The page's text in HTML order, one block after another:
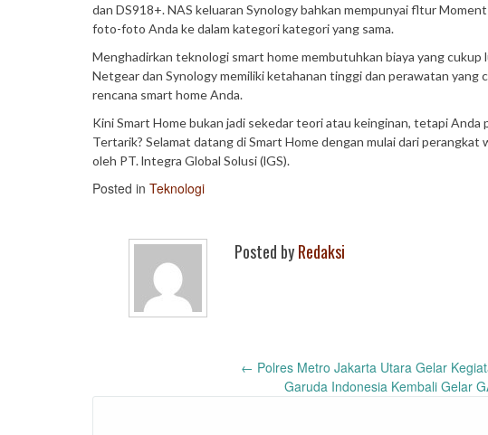
dan DS918+. NAS keluaran Synology bahkan mempunyai fltur
foto-foto Anda ke dalam kategori kategori yang sama.
Menghadirkan teknologi smart home membutuhkan biaya yang
Netgear dan Synology memiliki ketahanan tinggi dan perawatan
rencana smart home Anda.
Kini Smart Home bukan jadi sekedar teori atau keinginan, tetapi
Tertarik? Selamat datang di Smart Home dengan mulai dari
oleh PT. lntegra Global Solusi (lGS).
Posted in Teknologi
Posted byRedaksi
navigation
← Polres Metro Jakarta Utara Gelar
Garuda Indonesia Kembali Gelar